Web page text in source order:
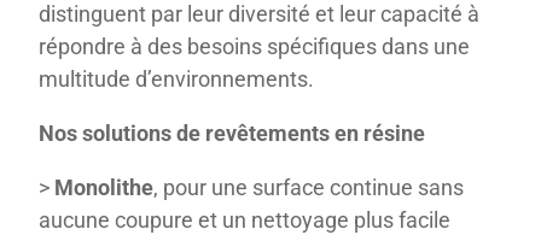
distinguent par leur diversité et leur capacité à
répondre à des besoins spécifiques dans une
multitude d’environnements.
Nos solutions de revêtements en résine
> Monolithe, pour une surface continue sans
aucune coupure et un nettoyage plus facile